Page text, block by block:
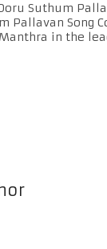
Suthum
Pallavan Song
in the